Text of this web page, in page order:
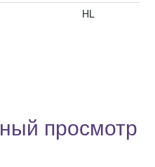
HL
просмотр